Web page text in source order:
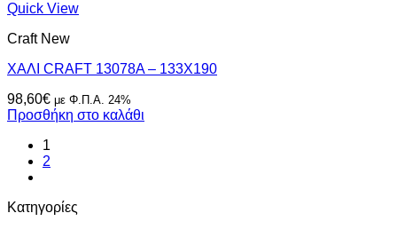
Quick View
Craft New
ΧΑΛΙ CRAFT 13078A – 133X190
98,60€ με Φ.Π.Α. 24%
Προσθήκη στο καλάθι
1
2
Κατηγορίες